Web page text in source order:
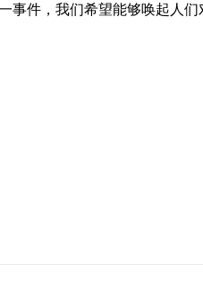
件，我们希望能够唤起人